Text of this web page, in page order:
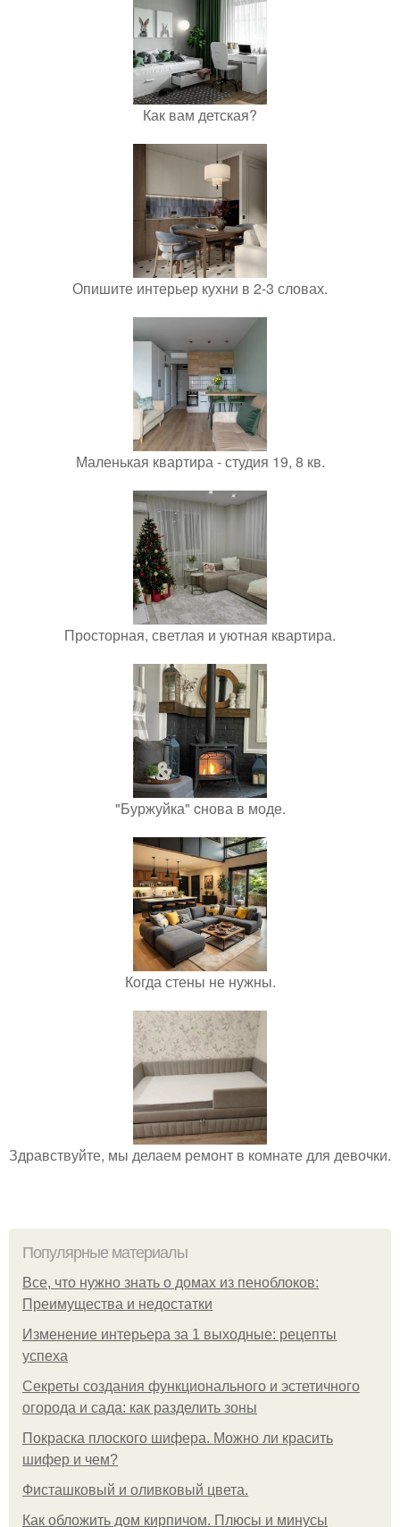
Как вам детская?
Опишите интерьер кухни в 2-3 словах.
Маленькая квартира - студия 19, 8 кв.
Просторная, светлая и уютная квартира.
"Буржуйка" cнова в моде.
Когда стены не нужны.
Здравствуйте, мы делаем ремонт в комнате для девочки.
Популярные материалы
Все, что нужно знать о домах из пеноблоков:
Преимущества и недостатки
Изменение интерьера за 1 выходные: рецепты
успеха
Секреты создания функционального и эстетичного
огорода и сада: как разделить зоны
Покраска плоского шифера. Можно ли красить
шифер и чем?
Фисташковый и оливковый цвета.
Как обложить дом кирпичом. Плюсы и минусы